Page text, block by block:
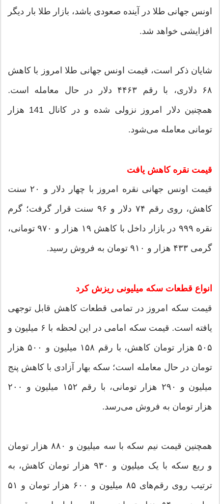
اونس جهانی طلا در آینده صعودی باشد، بازار طلا بار دیگر
افزایشی خواهد شد.
شایان ذکر است، قیمت اونس جهانی طلا امروز با کاهش
۶۸ دلاری، با رقم ۴۴۶۳ دلار در حال معامله است.
همچنین دلار امروز نزولی شده و در کانال 141 هزار
تومانی معامله می‌شود.
قیمت نقره کاهش یافت
قیمت اونس جهانی نقره امروز با چهار دلار و ۲۰ سنت
کاهش،‌ روی رقم ۷۴ دلار و ۹۶ سنت قرار گرفت؛ گرم
نقره ۹۹۹ در بازار داخل با کاهش ۱۹ هزار و ۹۷۰ تومانی،
گرمی ۴۳۳ هزار و ۹۱۰ تومان به فروش رسید.
انواع قطعات سکه میلیونی ریزش کرد
قیمت سکه امروز در تمامی قطعات کاهش قابل توجهی
یافته است. قیمت سکه امامی در این لحظه با ۶ میلیون و
۵۰۵ هزار تومان کاهش، با رقم ۱۵۸ میلیون و ۵۰۰ هزار
تومان در حال معامله است؛ سکه بهار آزادی با کاهش پنج
میلیون و ۲۹۰ هزار تومانی، با رقم ۱۵۲ میلیون و ۲۰۰
هزار تومان به فروش می‌رسد.
همچنین قیمت نیم سکه با سه میلیون و ۸۸۰ هزار تومان
و ربع سکه با یک میلیون و ۹۳۰ هزار تومان کاهش، به
ترتیب روی رقم‌های ۸۵ میلیون و ۶۰۰ هزار تومان و ۵۱